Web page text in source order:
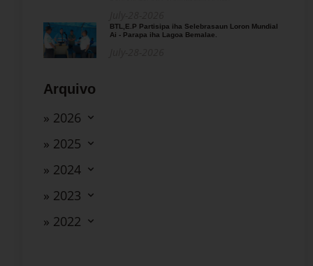
BTL,E.P Partisipa iha Selebrasaun Loron Mundial
Ai - Parapa iha Lagoa Bemalae.
Arquivo
» 2026
» 2025
» 2024
» 2023
» 2022